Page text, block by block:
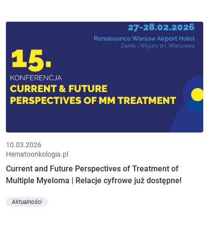
10.03.2026
Hematoonkologia.pl
Current and Future Perspectives of Treatment of
Multiple Myeloma | Relacje cyfrowe już dostępne!
Aktualności